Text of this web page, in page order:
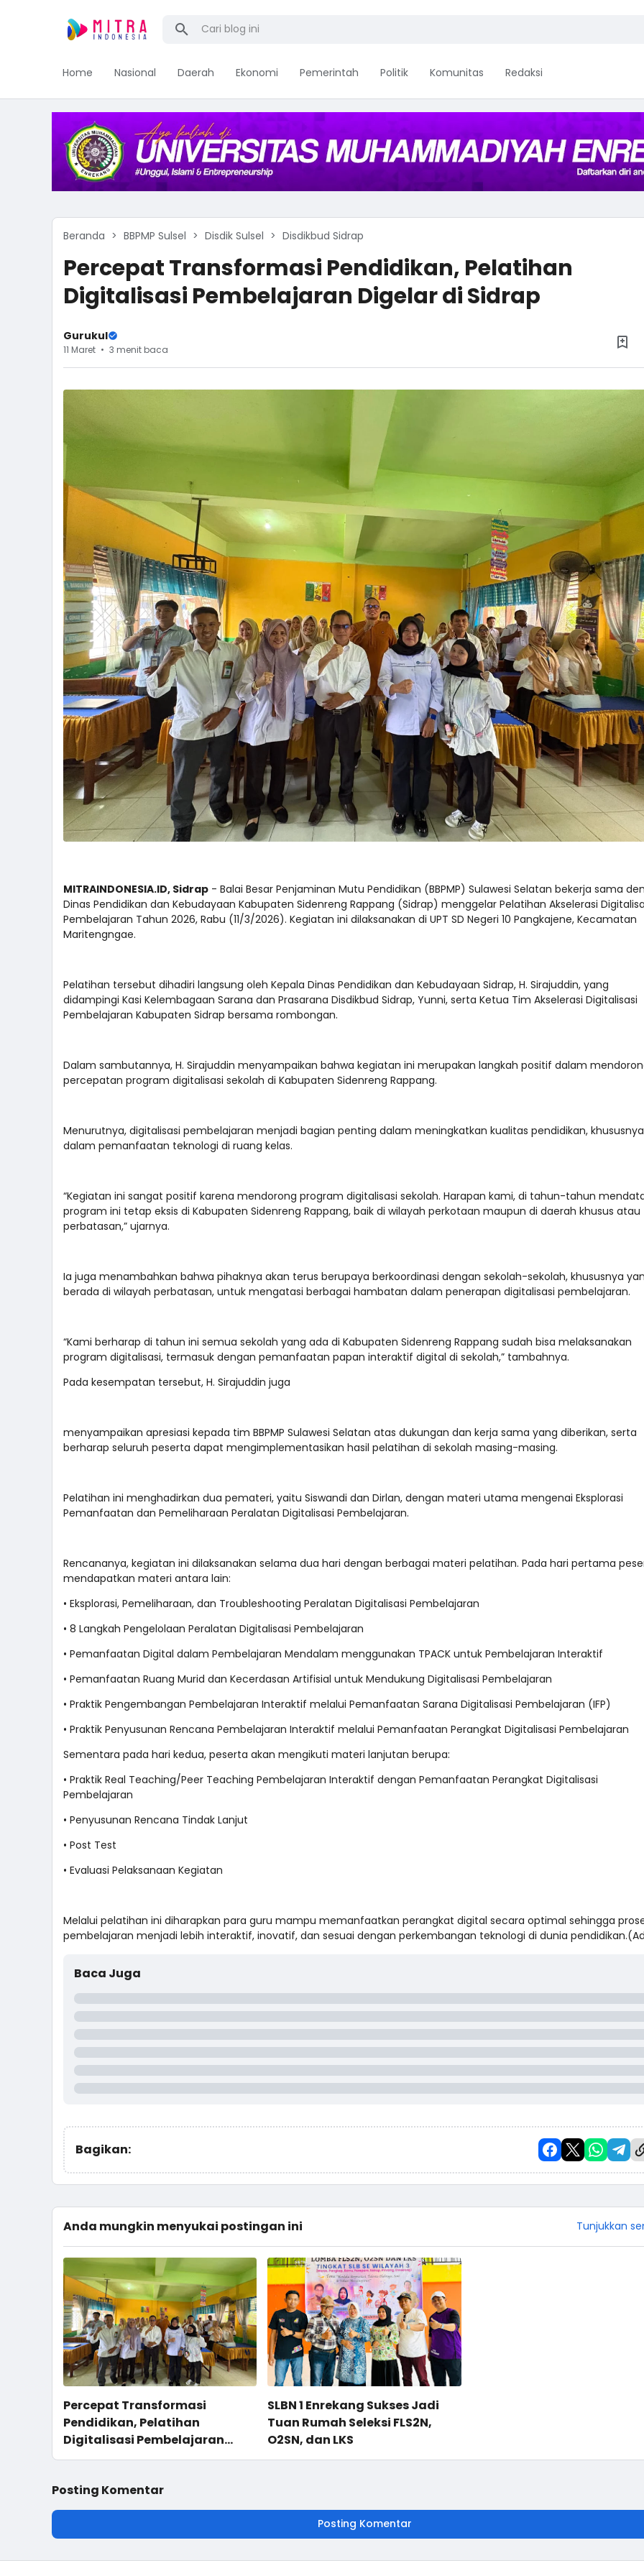
Home Nasional Daerah Ekonomi Pemerintah Politik Komunitas Redaksi
Beranda BBPMP Sulsel Disdik Sulsel Disdikbud Sidrap
Percepat Transformasi Pendidikan, Pelatihan
Digitalisasi Pembelajaran Digelar di Sidrap
Gurukul
11 Maret 3 menit baca
MITRAINDONESIA.ID, Sidrap - Balai Besar Penjaminan Mutu Pendidikan (BBPMP) Sulawesi Selatan bekerja sama
Dinas Pendidikan dan Kebudayaan Kabupaten Sidenreng Rappang (Sidrap) menggelar Pelatihan Akselerasi
Pembelajaran Tahun 2026, Rabu (11/3/2026). Kegiatan ini dilaksanakan di UPT SD Negeri 10 Pangkajene, Kecamatan
Maritengngae.
Pelatihan tersebut dihadiri langsung oleh Kepala Dinas Pendidikan dan Kebudayaan Sidrap, H. Sirajuddin, yang
didampingi Kasi Kelembagaan Sarana dan Prasarana Disdikbud Sidrap, Yunni, serta Ketua Tim Akselerasi Digitalisasi
Pembelajaran Kabupaten Sidrap bersama rombongan.
Dalam sambutannya, H. Sirajuddin menyampaikan bahwa kegiatan ini merupakan langkah positif dalam
percepatan program digitalisasi sekolah di Kabupaten Sidenreng Rappang.
Menurutnya, digitalisasi pembelajaran menjadi bagian penting dalam meningkatkan kualitas pendidikan, khususnya
dalam pemanfaatan teknologi di ruang kelas.
“Kegiatan ini sangat positif karena mendorong program digitalisasi sekolah. Harapan kami, di tahun-tahun
program ini tetap eksis di Kabupaten Sidenreng Rappang, baik di wilayah perkotaan maupun di daerah khusus atau
perbatasan,” ujarnya.
Ia juga menambahkan bahwa pihaknya akan terus berupaya berkoordinasi dengan sekolah-sekolah, khususnya
berada di wilayah perbatasan, untuk mengatasi berbagai hambatan dalam penerapan digitalisasi pembelajaran.
“Kami berharap di tahun ini semua sekolah yang ada di Kabupaten Sidenreng Rappang sudah bisa melaksanakan
program digitalisasi, termasuk dengan pemanfaatan papan interaktif digital di sekolah,” tambahnya.
Pada kesempatan tersebut, H. Sirajuddin juga
menyampaikan apresiasi kepada tim BBPMP Sulawesi Selatan atas dukungan dan kerja sama yang diberikan, serta
berharap seluruh peserta dapat mengimplementasikan hasil pelatihan di sekolah masing-masing.
Pelatihan ini menghadirkan dua pemateri, yaitu Siswandi dan Dirlan, dengan materi utama mengenai Eksplorasi
Pemanfaatan dan Pemeliharaan Peralatan Digitalisasi Pembelajaran.
Rencananya, kegiatan ini dilaksanakan selama dua hari dengan berbagai materi pelatihan. Pada hari pertama
mendapatkan materi antara lain:
• Eksplorasi, Pemeliharaan, dan Troubleshooting Peralatan Digitalisasi Pembelajaran
• 8 Langkah Pengelolaan Peralatan Digitalisasi Pembelajaran
• Pemanfaatan Digital dalam Pembelajaran Mendalam menggunakan TPACK untuk Pembelajaran Interaktif
• Pemanfaatan Ruang Murid dan Kecerdasan Artifisial untuk Mendukung Digitalisasi Pembelajaran
• Praktik Pengembangan Pembelajaran Interaktif melalui Pemanfaatan Sarana Digitalisasi Pembelajaran (IFP)
• Praktik Penyusunan Rencana Pembelajaran Interaktif melalui Pemanfaatan Perangkat Digitalisasi Pembelajaran
Sementara pada hari kedua, peserta akan mengikuti materi lanjutan berupa:
• Praktik Real Teaching/Peer Teaching Pembelajaran Interaktif dengan Pemanfaatan Perangkat Digitalisasi
Pembelajaran
• Penyusunan Rencana Tindak Lanjut
• Post Test
• Evaluasi Pelaksanaan Kegiatan
Melalui pelatihan ini diharapkan para guru mampu memanfaatkan perangkat digital secara optimal sehingga
pembelajaran menjadi lebih interaktif, inovatif, dan sesuai dengan perkembangan teknologi di dunia
Baca Juga
Bagikan:
Anda mungkin menyukai postingan ini Tunjukkan
Percepat Transformasi
Pendidikan, Pelatihan
Digitalisasi Pembelajaran
Digelar di Sidrap
SLBN 1 Enrekang Sukses Jadi
Tuan Rumah Seleksi FLS2N,
O2SN, dan LKS
Posting Komentar
Posting Komentar